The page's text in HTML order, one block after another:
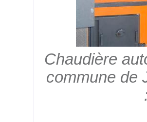
Chaudière
commune de